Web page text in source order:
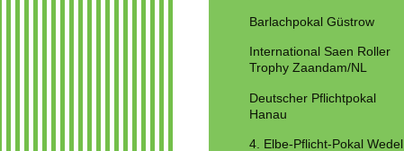
Barlachpokal Güstrow
International Saen Roller
Trophy Zaandam/NL
Deutscher Pflichtpokal
Hanau
4. Elbe-Pflicht-Pokal Wedel